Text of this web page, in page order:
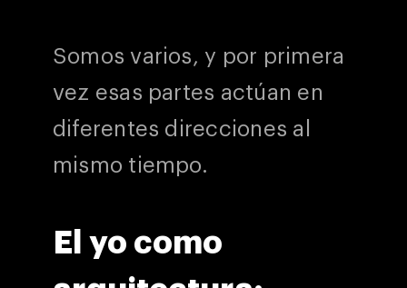
Somos varios, y por primera
vez esas partes actúan en
diferentes direcciones al
mismo tiempo.
El yo como